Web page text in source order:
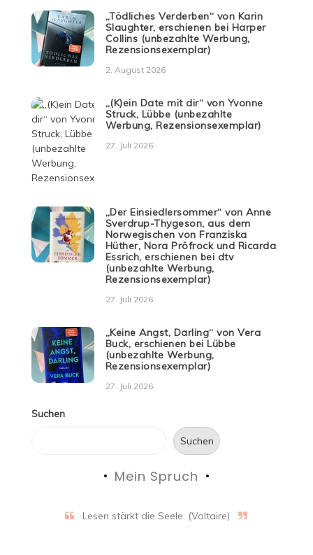
„Tödliches Verderben“ von Karin
Slaughter, erschienen bei Harper
Collins (unbezahlte Werbung,
Rezensionsexemplar)
2. August 2026
„(K)ein Date mit dir“ von Yvonne
Struck, Lübbe (unbezahlte
Werbung, Rezensionsexemplar)
27. Juli 2026
„Der Einsiedlersommer“ von Anne
Sverdrup-Thygeson, aus dem
Norwegischen von Franziska
Hüther, Nora Pröfrock und Ricarda
Essrich, erschienen bei dtv
(unbezahlte Werbung,
Rezensionsexemplar)
27. Juli 2026
„Keine Angst, Darling“ von Vera
Buck, erschienen bei Lübbe
(unbezahlte Werbung,
Rezensionsexemplar)
27. Juli 2026
Suchen
Suchen
Mein Spruch
Lesen stärkt die Seele. (Voltaire)